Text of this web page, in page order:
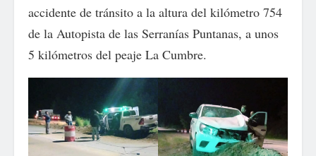
accidente de tránsito a la altura del kilómetro 754
de la Autopista de las Serranías Puntanas, a unos
5 kilómetros del peaje La Cumbre.